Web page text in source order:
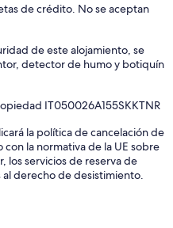
de crédito. No se aceptan
de este alojamiento, se
detector de humo y botiquín
IT050026A155SKKTNR
la política de cancelación de
la normativa de la UE sobre
los servicios de reserva de
derecho de desistimiento.